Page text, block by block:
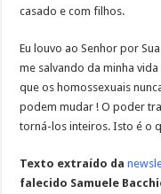
casado e com filhos.
Eu louvo ao Senhor por
me salvando da minha
que os homossexuais
podem mudar ! O poder
torná-los inteiros. Isto é o
Texto extraído da
falecido Samuele